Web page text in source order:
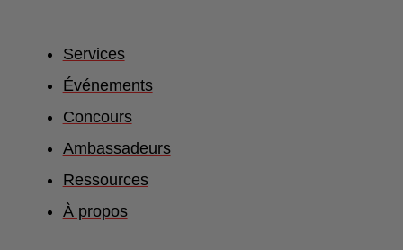
Services
Événements
Concours
Ambassadeurs
Ressources
À propos